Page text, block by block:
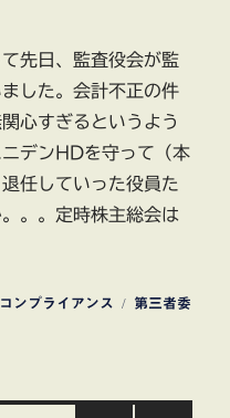
先日、監査役会が監
した。会計不正の件
心すぎるというよう
デンHDを守って（本
任していった役員た
。。定時株主総会は
ンプライアンス
タ
第三者委